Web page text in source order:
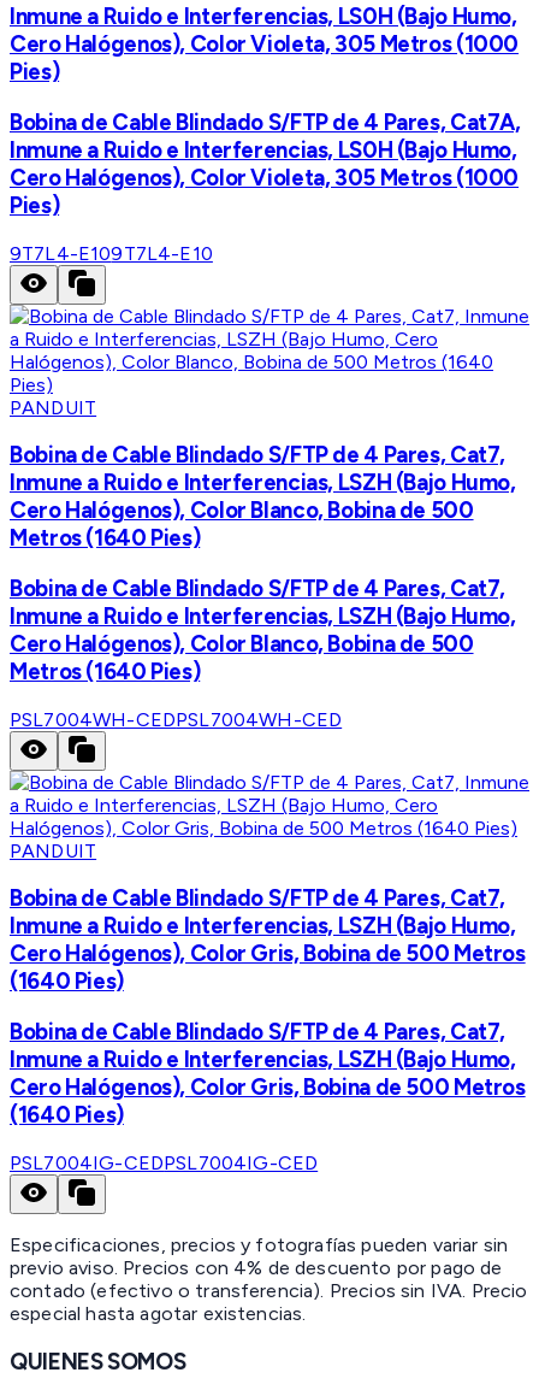
Inmune a Ruido e Interferencias, LS0H (Bajo Humo,
Cero Halógenos), Color Violeta, 305 Metros (1000
Pies)
Bobina de Cable Blindado S/FTP de 4 Pares, Cat7A,
Inmune a Ruido e Interferencias, LS0H (Bajo Humo,
Cero Halógenos), Color Violeta, 305 Metros (1000
Pies)
9T7L4-E109T7L4-E10
PANDUIT
Bobina de Cable Blindado S/FTP de 4 Pares, Cat7,
Inmune a Ruido e Interferencias, LSZH (Bajo Humo,
Cero Halógenos), Color Blanco, Bobina de 500
Metros (1640 Pies)
Bobina de Cable Blindado S/FTP de 4 Pares, Cat7,
Inmune a Ruido e Interferencias, LSZH (Bajo Humo,
Cero Halógenos), Color Blanco, Bobina de 500
Metros (1640 Pies)
PSL7004WH-CEDPSL7004WH-CED
PANDUIT
Bobina de Cable Blindado S/FTP de 4 Pares, Cat7,
Inmune a Ruido e Interferencias, LSZH (Bajo Humo,
Cero Halógenos), Color Gris, Bobina de 500 Metros
(1640 Pies)
Bobina de Cable Blindado S/FTP de 4 Pares, Cat7,
Inmune a Ruido e Interferencias, LSZH (Bajo Humo,
Cero Halógenos), Color Gris, Bobina de 500 Metros
(1640 Pies)
PSL7004IG-CEDPSL7004IG-CED
Especificaciones, precios y fotografías pueden variar sin
previo aviso. Precios con 4% de descuento por pago de
contado (efectivo o transferencia). Precios sin IVA. Precio
especial hasta agotar existencias.
QUIENES SOMOS